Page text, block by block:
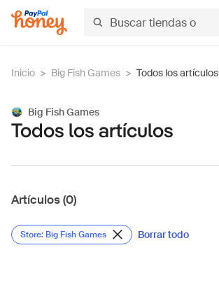
Inicio > Big Fish Games > Todos los artículos
Big Fish Games
Todos los artículos
Artículos (0)
Store: Big Fish Games Borrar todo